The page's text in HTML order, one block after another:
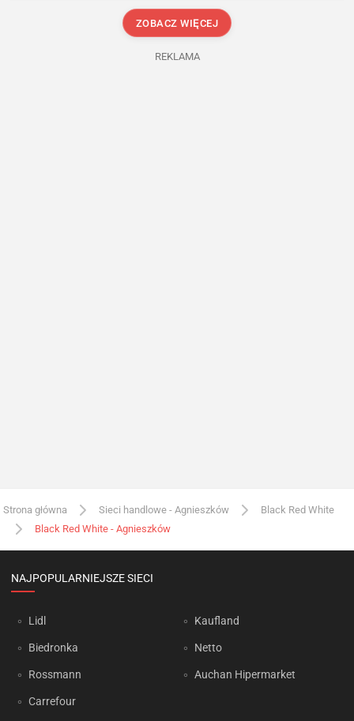
ZOBACZ WIĘCEJ
REKLAMA
Strona główna Sieci handlowe - Agnieszków
Black Red White
Black Red White - Agnieszków
NAJPOPULARNIEJSZE SIECI
Lidl
Biedronka
Rossmann
Carrefour
Kaufland
Netto
Auchan Hipermarket